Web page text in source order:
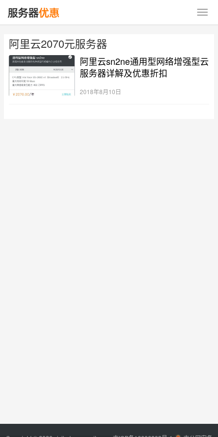
阿里云2070元服务器
阿里云sn2ne通用型网络增强型云
服务器详解及优惠折扣
2018年8月10日